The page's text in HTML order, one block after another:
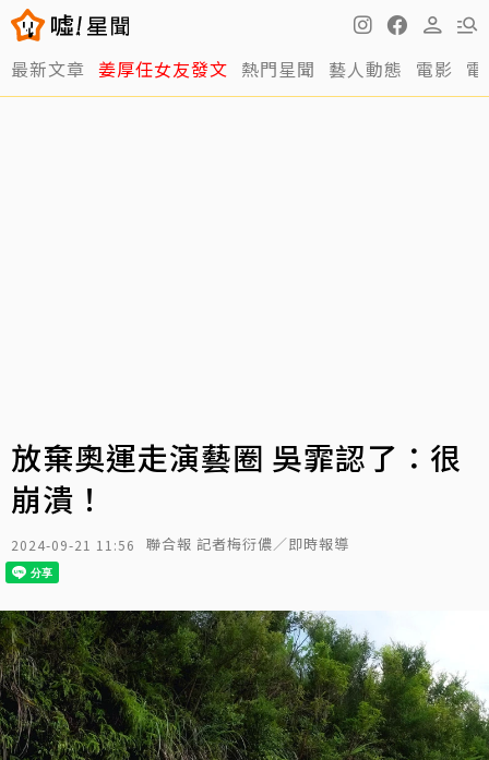
最新文章 姜厚任女友發文 熱門星聞 藝人動態 電影
放棄奧運走演藝圈 吳霏認了：很
崩潰！
2024-09-21 11:56 聯合報 記者梅衍儂／即時報導